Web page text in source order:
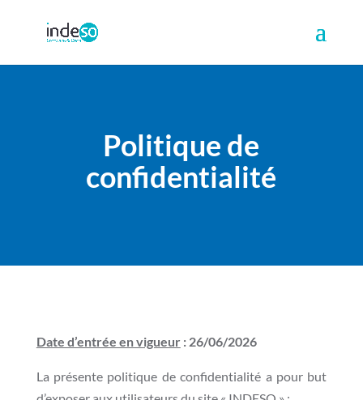
Politique de
confidentialité
Date d’entrée en vigueur: 26/06/2026
La présente politique de confidentialité a pour but